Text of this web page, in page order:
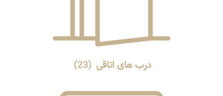
درب های اتاقی (23)